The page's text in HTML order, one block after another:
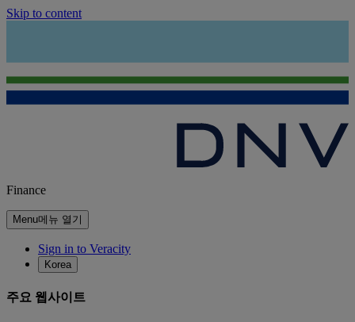
Skip to content
Finance
Menu메뉴 열기
Sign in to Veracity
Korea
주요 웹사이트